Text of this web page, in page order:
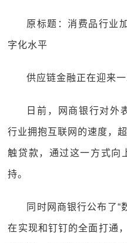
原标题：消费品行业
字化水平
供应链金融正在迎来一
日前，网商银行对外
行业拥抱互联网的速度，
触贷款，通过这一方式向
持。
同时网商银行公布了“
在实现和钉钉的全面打通